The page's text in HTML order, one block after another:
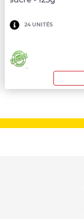
Minimum
commande:
100
24 UNITÉS